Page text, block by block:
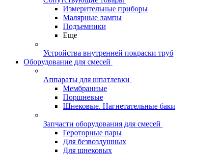
Измерительные приборы
Малярные лампы
Подъемники
Еще
Устройства внутренней покраски труб
Оборудование для смесей
Аппараты для шпатлевки
Мембранные
Поршневые
Шнековые. Нагнетательные баки
Запчасти оборудования для смесей
Героторные пары
Для безвоздушных
Для шнековых